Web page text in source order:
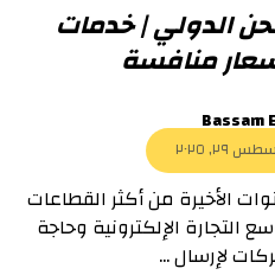
الدولي | خدمات
منافسة
Bassam
٢٩, ٢٠٢٥
الأخيرة من أكثر القطاعات
الإلكترونية وحاجة
لإرسال ...